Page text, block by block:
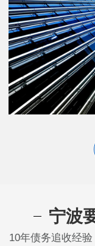
宁波
10年债务追收经